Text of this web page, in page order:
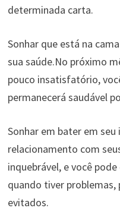
determinada carta.
Sonhar que está na
sua saúde.No próximo
pouco insatisfatório,
permanecerá saudável
Sonhar em bater em
relacionamento com
inquebrável, e você
quando tiver problemas,
evitados.